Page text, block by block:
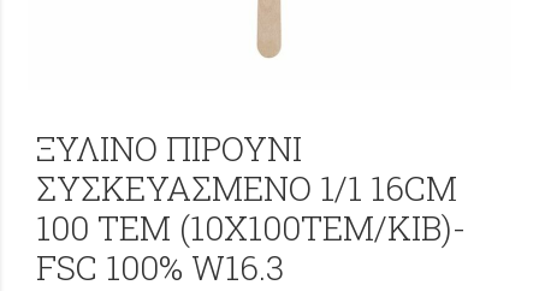
ΞΥΛΙΝΟ ΠΙΡΟΥΝΙ
ΣΥΣΚΕΥΑΣΜΕΝΟ 1/1 16CM
100 ΤΕΜ (10Χ100ΤΕΜ/ΚΙΒ)-
FSC 100% W16.3